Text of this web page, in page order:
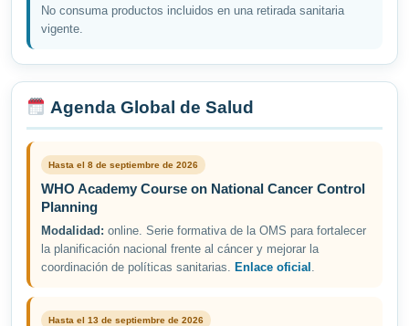
No consuma productos incluidos en una retirada sanitaria
vigente.
Agenda Global de Salud
Hasta el 8 de septiembre de 2026
WHO Academy Course on National Cancer Control
Planning
Modalidad: online. Serie formativa de la OMS para fortalecer
la planificación nacional frente al cáncer y mejorar la
coordinación de políticas sanitarias. Enlace oficial .
Hasta el 13 de septiembre de 2026